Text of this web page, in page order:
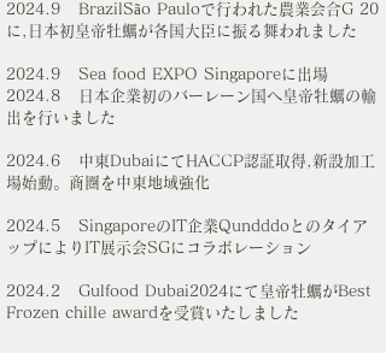
2024.9 BrazilSão Pauloで行われた農業会合G 20
に,日本初皇帝牡蠣が各国大臣に振る舞われました
2024.9 Sea food EXPO Singaporeに出場
2024.8 日本企業初のバーレーン国へ皇帝牡蠣の輸
出を行いました
2024.6 中東DubaiにてHACCP認証取得,新設加工
場始動。商圏を中東地域強化
2024.5 SingaporeのIT企業Qundddoとのタイア
ップによりIT展示会SGにコラボレーション
2024.2 Gulfood Dubai2024にて皇帝牡蠣がBest
Frozen chille awardを受賞いたしました